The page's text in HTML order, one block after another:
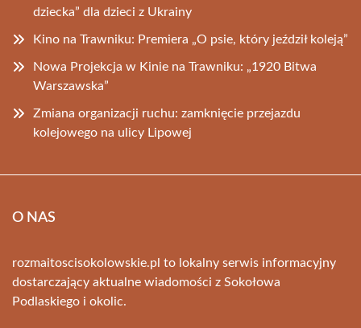
dziecka” dla dzieci z Ukrainy
Kino na Trawniku: Premiera „O psie, który jeździł koleją”
Nowa Projekcja w Kinie na Trawniku: „1920 Bitwa
Warszawska”
Zmiana organizacji ruchu: zamknięcie przejazdu
kolejowego na ulicy Lipowej
O NAS
rozmaitoscisokolowskie.pl to lokalny serwis informacyjny
dostarczający aktualne wiadomości z Sokołowa
Podlaskiego i okolic.